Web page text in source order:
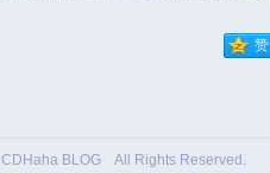
CDHaha BLOG All Rights